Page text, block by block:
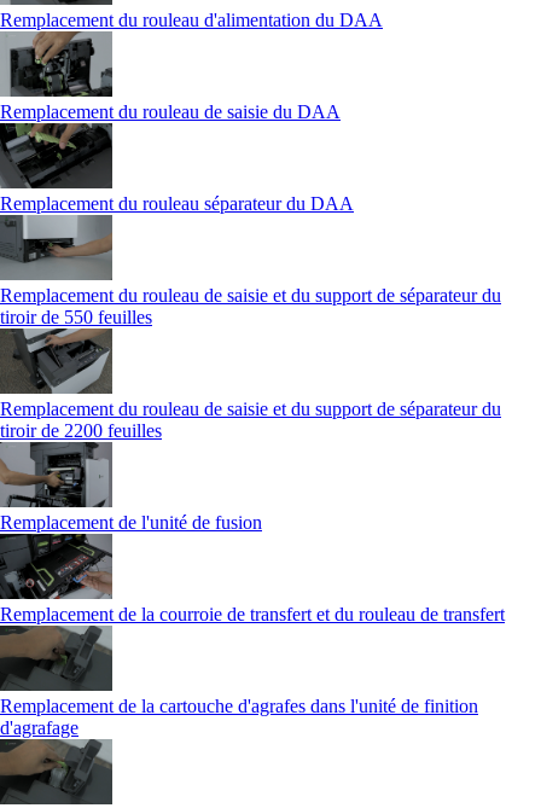
Remplacement du rouleau d'alimentation du DAA
Remplacement du rouleau de saisie du DAA
Remplacement du rouleau séparateur du DAA
Remplacement du rouleau de saisie et du support de séparateur du
tiroir de 550 feuilles
Remplacement du rouleau de saisie et du support de séparateur du
tiroir de 2200 feuilles
Remplacement de l'unité de fusion
Remplacement de la courroie de transfert et du rouleau de transfert
Remplacement de la cartouche d'agrafes dans l'unité de finition
d'agrafage